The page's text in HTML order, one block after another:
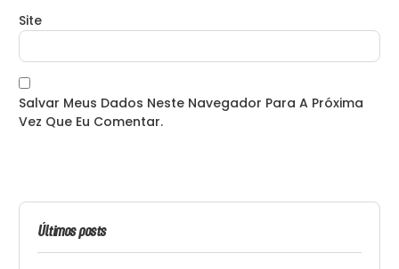
Site
Salvar Meus Dados Neste Navegador Para A Próxima
Vez Que Eu Comentar.
Últimos posts